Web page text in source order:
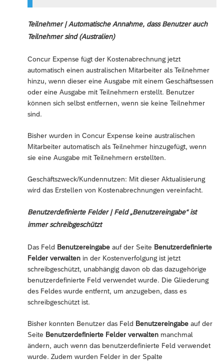
Teilnehmer | Automatische Annahme, dass Benutzer auch
Teilnehmer sind (Australien)
Concur Expense fügt der Kostenabrechnung jetzt
automatisch einen australischen Mitarbeiter als Teilnehmer
hinzu, wenn dieser eine Ausgabe mit einem Geschäftsessen
oder eine Ausgabe mit Teilnehmern erstellt. Benutzer
können sich selbst entfernen, wenn sie keine Teilnehmer
sind.
Bisher wurden in Concur Expense keine australischen
Mitarbeiter automatisch als Teilnehmer hinzugefügt, wenn
sie eine Ausgabe mit Teilnehmern erstellten.
Geschäftszweck/Kundennutzen: Mit dieser Aktualisierung
wird das Erstellen von Kostenabrechnungen vereinfacht.
Benutzerdefinierte Felder | Feld „Benutzereingabe“ ist
immer schreibgeschützt
Das Feld Benutzereingabe auf der Seite Benutzerdefinierte
Felder verwalten in der Kostenverfolgung ist jetzt
schreibgeschützt, unabhängig davon ob das dazugehörige
benutzerdefinierte Feld verwendet wurde. Die Gliederung
des Feldes wurde entfernt, um anzugeben, dass es
schreibgeschützt ist.
Bisher konnten Benutzer das Feld Benutzereingabe auf der
Seite Benutzerdefinierte Felder verwalten manchmal
ändern, auch wenn das benutzerdefinierte Feld verwendet
wurde. Zudem wurden Felder in der Spalte